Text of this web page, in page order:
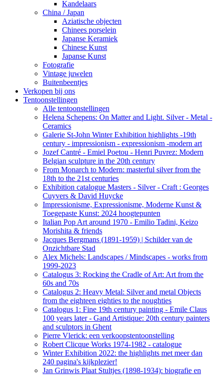
Kandelaars
China / Japan
Aziatische objecten
Chinees porselein
Japanse Keramiek
Chinese Kunst
Japanse Kunst
Fotografie
Vintage juwelen
Buitenbeentjes
Verkopen bij ons
Tentoonstellingen
Alle tentoonstellingen
Helena Schepens: On Matter and Light. Silver - Metal -
Ceramics
Galerie St-John Winter Exhibition highlights -19th
century - impressionism - expressionism -modern art
Jozef Cantré - Emiel Poetou - Henri Puvrez: Modern
Belgian sculpture in the 20th century
From Monarch to Modern: masterful silver from the
18th to the 21st centuries
Exhibition catalogue Masters - Silver - Craft : Georges
Cuyvers & David Huycke
Impressionisme, Expressionisme, Moderne Kunst &
Toegepaste Kunst: 2024 hoogtepunten
Italian Pop Art around 1970 - Emilio Tadini, Keizo
Morishita & friends
Jacques Bergmans (1891-1959) | Schilder van de
Onzichtbare Stad
Alex Michels: Landscapes / Mindscapes - works from
1999-2023
Catalogus 3: Rocking the Cradle of Art: Art from the
60s and 70s
Catalogus 2: Heavy Metal: Silver and metal Objects
from the eighteen eighties to the noughties
Catalogus 1: Fine 19th century painting - Emile Claus
100 years later - Gand Artistique: 20th century painters
and sculptors in Ghent
Pierre Vlerick: een verkoopstentoonstelling
Robert Clicque Works 1974-1982 - catalogue
Winter Exhibition 2022: the highlights met meer dan
240 pagina's kijkplezier!
Jan Grinwis Plaat Stultjes (1898-1934): biografie en